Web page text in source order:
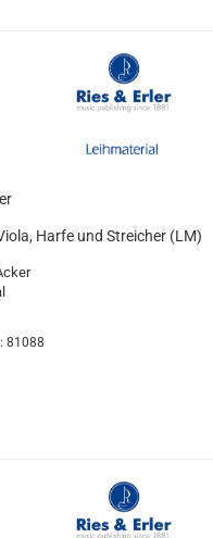
Harfe und Streicher (LM)
81088